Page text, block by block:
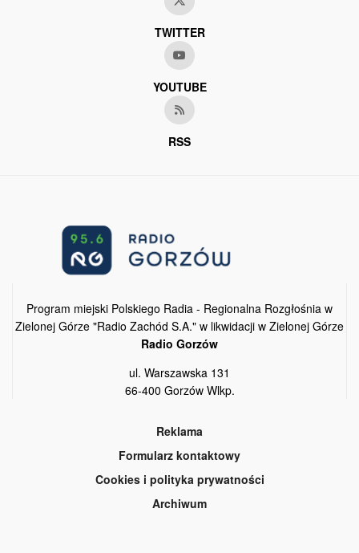
TWITTER
YOUTUBE
RSS
Program miejski Polskiego Radia - Regionalna Rozgłośnia w
Zielonej Górze "Radio Zachód S.A." w likwidacji w Zielonej Górze
Radio Gorzów
ul. Warszawska 131
66-400 Gorzów Wlkp.
Reklama
Formularz kontaktowy
Cookies i polityka prywatności
Archiwum